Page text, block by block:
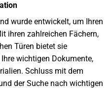
wurde entwickelt, um Ihren
ihren zahlreichen Fächern,
Türen bietet sie
wichtigen Dokumente,
Schluss mit dem
der Suche nach wichtigen